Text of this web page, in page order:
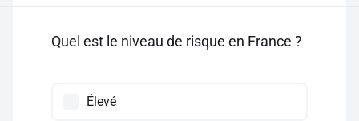
Quel est le niveau de risque en France ?
Élevé